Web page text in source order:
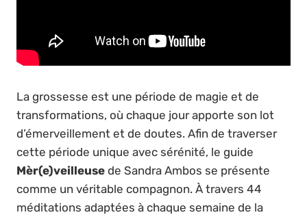
La grossesse est une période de magie et de
transformations, où chaque jour apporte son lot
d’émerveillement et de doutes. Afin de traverser
cette période unique avec sérénité, le guide
Mèr(e)veilleuse de Sandra Ambos se présente
comme un véritable compagnon. À travers 44
méditations adaptées à chaque semaine de la